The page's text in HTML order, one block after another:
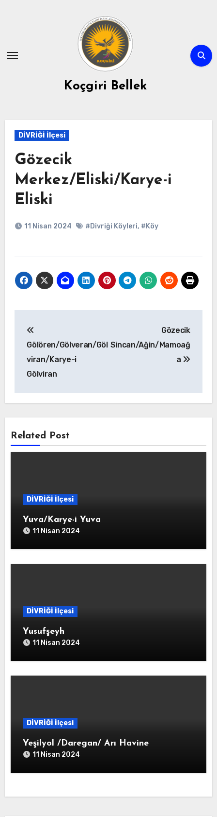
Koçgiri Bellek
DİVRİĞİ İlçesi
Gözecik
Merkez/Eliski/Karye-i
Eliski
11 Nisan 2024 #Divriği Köyleri, #Köy
gezinmesi
Gölören/Gölveran/Göl
viran/Karye-i
Gölviran
Gözecik
Sincan/Ağin/Mamoağ
a
Related Post
DİVRİĞİ İlçesi
Yuva/Karye-i Yuva
11 Nisan 2024
DİVRİĞİ İlçesi
Yusufşeyh
11 Nisan 2024
DİVRİĞİ İlçesi
Yeşilyol /Daregan/ Arı Havine
11 Nisan 2024